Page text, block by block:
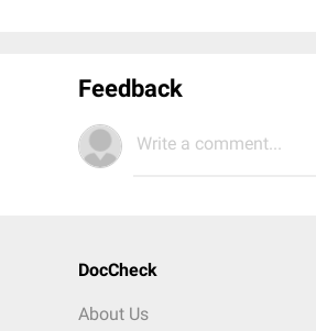
Feedback
Write a comment...
DocCheck
About Us